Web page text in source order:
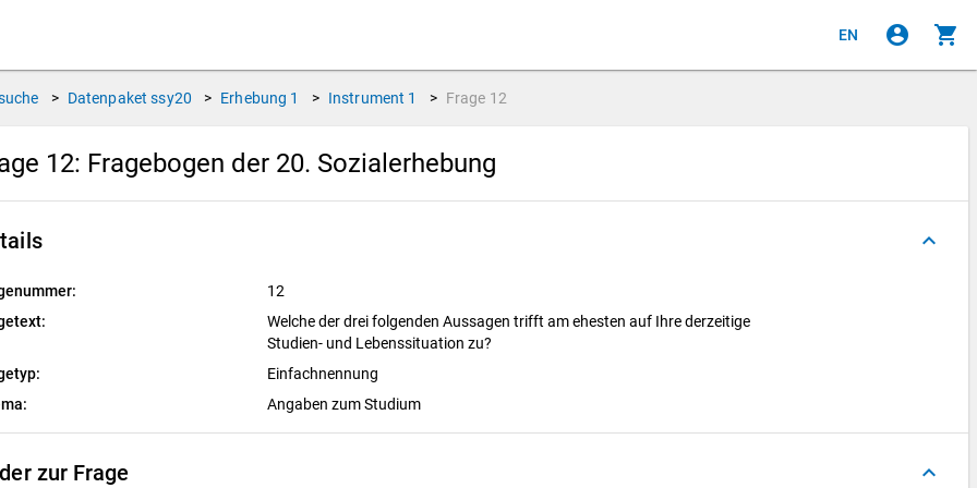
EN account_circle shopping_cart
> Datenpaket ssy20 > Erhebung 1 > Instrument 1 > Frage 12
12: Fragebogen der 20. Sozialerhebung
keyboard_arrow_up
12
Welche der drei folgenden Aussagen trifft am ehesten auf Ihre derzeitige
Studien- und Lebenssituation zu?
Einfachnennung
Angaben zum Studium
zur Frage keyboard_arrow_up